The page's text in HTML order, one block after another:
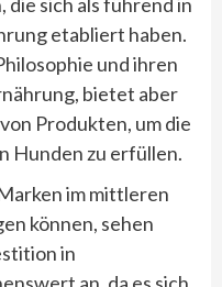
etabliert haben.
und ihren
bietet aber
Produkten, um die
Hunden zu erfüllen.
im mittleren
können, sehen
in